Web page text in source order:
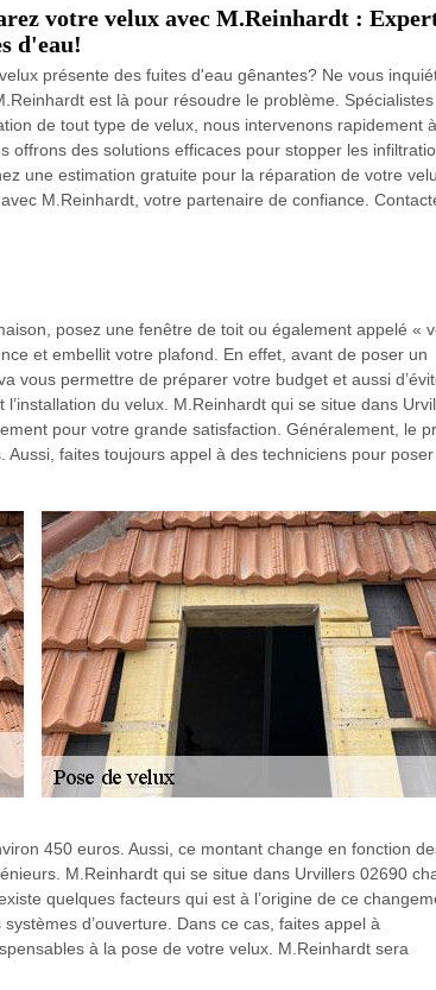
votre velux avec M.Reinhardt :
d'eau!
présente des fuites d'eau gênantes? Ne vous
est là pour résoudre le problème. Spécialistes
de tout type de velux, nous intervenons rapidement à
offrons des solutions efficaces pour stopper les
une estimation gratuite pour la réparation de votre
M.Reinhardt, votre partenaire de confiance.
posez une fenêtre de toit ou également appelé «
et embellit votre plafond. En effet, avant de poser un
vous permettre de préparer votre budget et aussi
du velux. M.Reinhardt qui se situe dans
pour votre grande satisfaction. Généralement, le
Aussi, faites toujours appel à des techniciens pour poser
450 euros. Aussi, ce montant change en fonction
M.Reinhardt qui se situe dans Urvillers 02690
quelques facteurs qui est à l’origine de ce
d’ouverture. Dans ce cas, faites appel à
à la pose de votre velux. M.Reinhardt sera